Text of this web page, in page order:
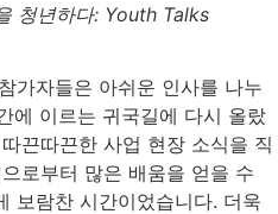
청년하다: Youth Talks
가자들은 아쉬운 인사를 나누
에 이르는 귀국길에 다시 올랐
끈따끈한 사업 현장 소식을 직
로부터 많은 배움을 얻을 수
보람찬 시간이었습니다. 더욱